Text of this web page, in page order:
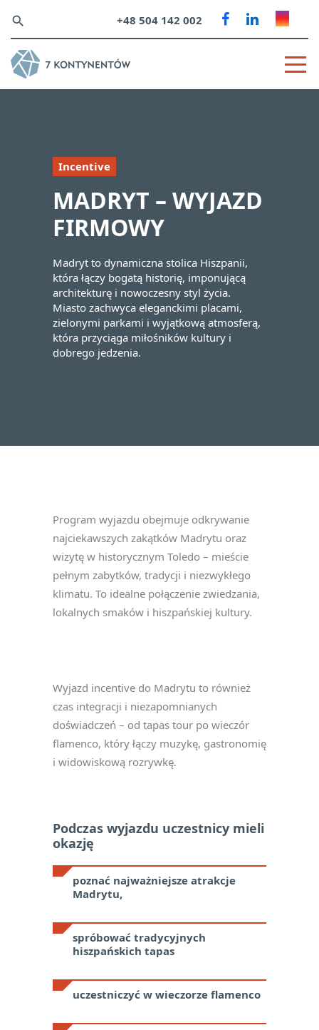
search +48 504 142 002
Incentive
MADRYT – WYJAZD
FIRMOWY
Madryt to dynamiczna stolica Hiszpanii,
która łączy bogatą historię, imponującą
architekturę i nowoczesny styl życia.
Miasto zachwyca eleganckimi placami,
zielonymi parkami i wyjątkową atmosferą,
która przyciąga miłośników kultury i
dobrego jedzenia.
Program wyjazdu obejmuje odkrywanie
najciekawszych zakątków Madrytu oraz
wizytę w historycznym Toledo – mieście
pełnym zabytków, tradycji i niezwykłego
klimatu. To idealne połączenie zwiedzania,
lokalnych smaków i hiszpańskiej kultury.
Wyjazd incentive do Madrytu to również
czas integracji i niezapomnianych
doświadczeń – od tapas tour po wieczór
flamenco, który łączy muzykę, gastronomię
i widowiskową rozrywkę.
Podczas wyjazdu uczestnicy mieli
okazję
poznać najważniejsze atrakcje
Madrytu,
spróbować tradycyjnych
hiszpańskich tapas
uczestniczyć w wieczorze flamenco